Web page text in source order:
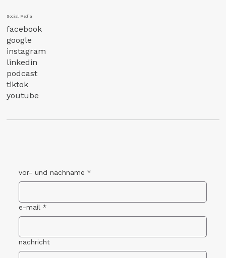
Social Media
facebook
google
instagram
linkedin
podcast
tiktok
youtube
vor- und nachname *
e-mail *
nachricht